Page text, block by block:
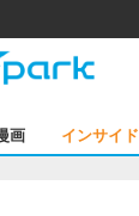
画 インサイド